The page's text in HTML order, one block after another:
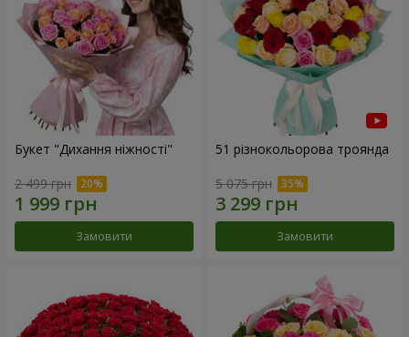
Букет "Дихання ніжності"
2 499 грн
Замовити
51 різнокольорова троянда
5 075 грн
Замовити